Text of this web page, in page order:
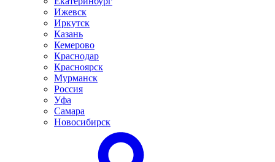
Ижевск
Иркутск
Казань
Кемерово
Краснодар
Красноярск
Мурманск
Россия
Уфа
Самара
Новосибирск